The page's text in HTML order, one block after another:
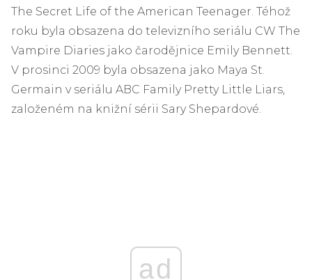
The Secret Life of the American Teenager. Téhož
roku byla obsazena do televizního seriálu CW The
Vampire Diaries jako čarodějnice Emily Bennett.
V prosinci 2009 byla obsazena jako Maya St.
Germain v seriálu ABC Family Pretty Little Liars,
založeném na knižní sérii Sary Shepardové.
ad